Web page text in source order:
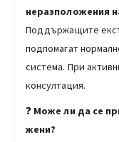
неразположения
Поддържащите
подпомагат
система. При
консултация.
❓ Може ли да се
жени?